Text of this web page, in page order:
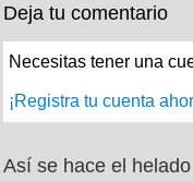
Deja tu comentario
Necesitas tener una
¡Registra tu cuenta
Así se hace el